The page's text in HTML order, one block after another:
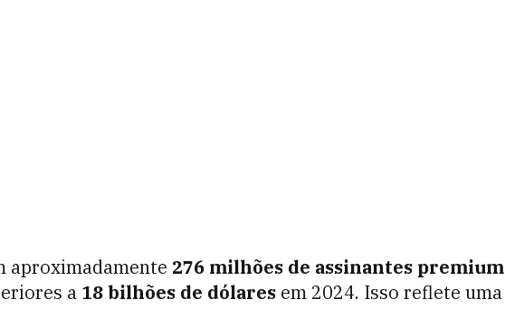
aproximadamente 276 milhões de assinantes premium
a 18 bilhões de dólares em 2024. Isso reflete uma